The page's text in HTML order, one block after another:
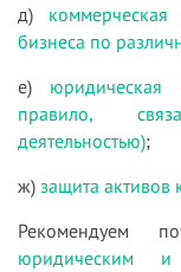
д)
бизнеса по
е)
правило,
деятельностью);
ж) защита активов
Рекомендуем
юридическим